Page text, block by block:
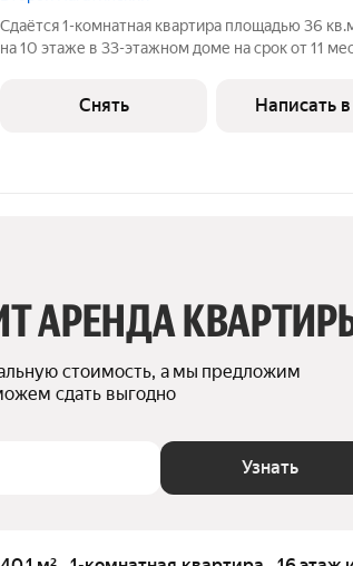
Сдаётся 1-комнатная квартира площадью 36
на 10 этаже в 33-этажном доме на срок от 11
Снять Написать
АРЕНДА
стоимость, а мы предложим
сдать выгодно
Узнать